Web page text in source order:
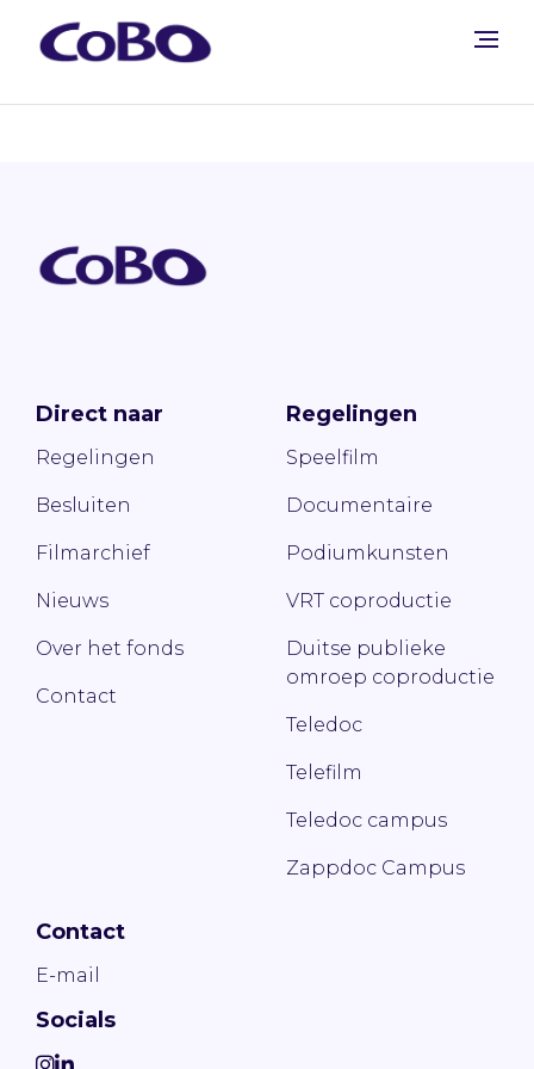
Direct naar
Regelingen
Besluiten
Filmarchief
Nieuws
Over het fonds
Contact
Regelingen
Speelfilm
Documentaire
Podiumkunsten
VRT coproductie
Duitse publieke
omroep coproductie
Teledoc
Telefilm
Teledoc campus
Zappdoc Campus
Contact
E-mail
Socials